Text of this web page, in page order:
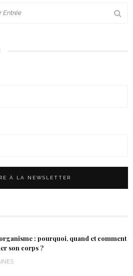
: pourquoi, quand et comment
son corps ?